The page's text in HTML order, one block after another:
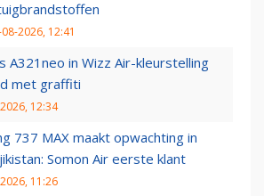
2026, 12:41
A321neo in Wizz Air-kleurstelling
met graffiti
12:34
737 MAX maakt opwachting in
Somon Air eerste klant
11:26